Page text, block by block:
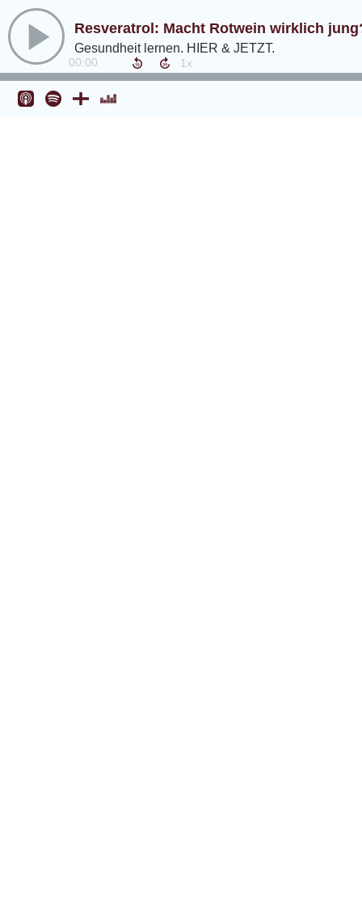
Resveratrol: Macht Rotwein wirklich
Gesundheit lernen. HIER & JETZT.
00:00